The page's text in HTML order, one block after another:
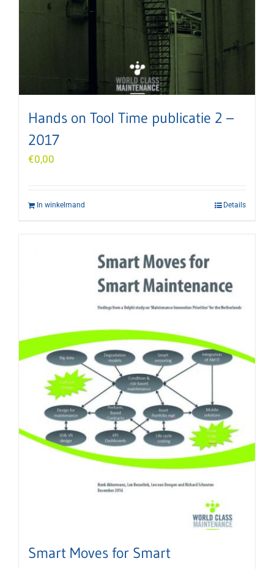
Hands on Tool Time publicatie 2 –
2017
€0,00
In winkelmand Details
Smart Moves for Smart